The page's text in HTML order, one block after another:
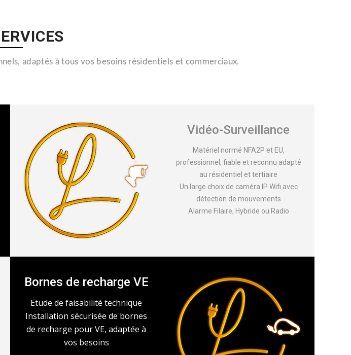
adaptés à tous vos besoins résidentiels et commerciaux.
Vidéo-Surveillance
Matériel normé NFA2P et EU,
professionnel, fiable et reconnu adapté
au résidentiel et tertiaire
Un large choix de caméra IP Wifi avec
détection de mouvements
Alarme Filaire, Hybride ou Radio
Bornes de recharge VE
Etude de faisabilité technique
Installation sécurisée de bornes
de recharge pour VE, adaptée à
vos besoins